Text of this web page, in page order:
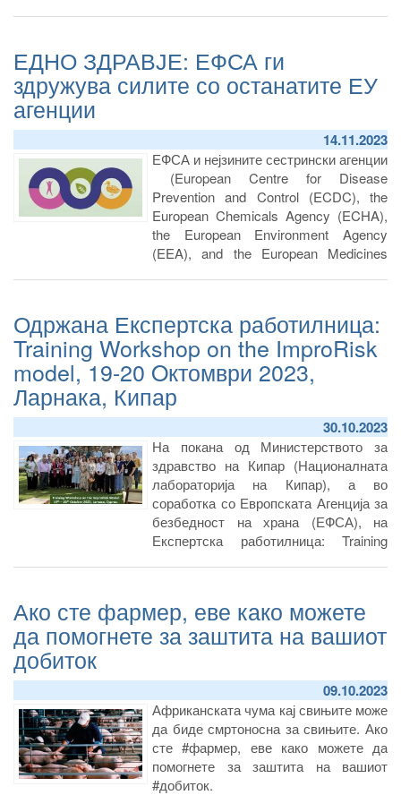
подготвеност.
ЕДНО ЗДРАВЈЕ: ЕФСА ги
здружува силите со останатите ЕУ
агенции
14.11.2023
ЕФСА и нејзините сестрински агенции
(European Centre for Disease
Prevention and Control (ECDC), the
European Chemicals Agency (ECHA),
the European Environment Agency
(EEA), and the European Medicines
храната објавија заедничка изјава за
да ја изразат својата заедничка
посветеност да ја поддржат агендата
„Едно здравје“ во Европа.
Одржана Експертска работилница:
Training Workshop on the ImproRisk
model, 19-20 Oктомври 2023,
Ларнака, Кипар
30.10.2023
На покана од Министерството за
здравство на Кипар (Националната
лабораторија на Кипар), а во
соработка со Европската Агенција за
безбедност на храна (ЕФСА), на
Експертска работилница: Training
Арсов од Секторот за проценка и
комуникација на ризик.
Ако сте фармер, еве како можете
да помогнете за заштита на вашиот
добиток
09.10.2023
Африканската чума кај свињите може
да биде смртоносна за свињите. Ако
сте #фармер, еве како можете да
помогнете за заштита на вашиот
#добиток.